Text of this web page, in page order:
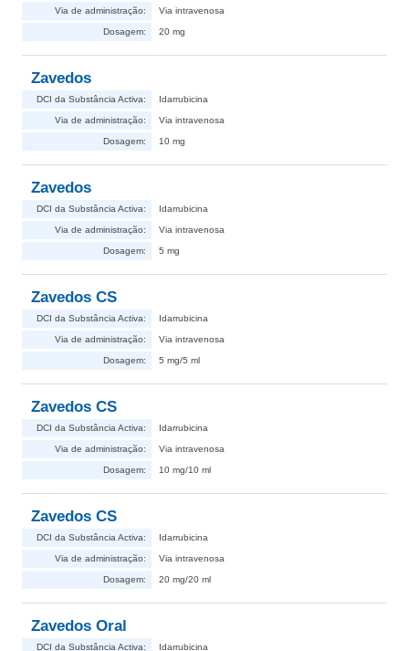
Via de administração: Via intravenosa
Dosagem: 20 mg
Zavedos
DCI da Substância Activa: Idarrubicina
Via de administração: Via intravenosa
Dosagem: 10 mg
Zavedos
DCI da Substância Activa: Idarrubicina
Via de administração: Via intravenosa
Dosagem: 5 mg
Zavedos CS
DCI da Substância Activa: Idarrubicina
Via de administração: Via intravenosa
Dosagem: 5 mg/5 ml
Zavedos CS
DCI da Substância Activa: Idarrubicina
Via de administração: Via intravenosa
Dosagem: 10 mg/10 ml
Zavedos CS
DCI da Substância Activa: Idarrubicina
Via de administração: Via intravenosa
Dosagem: 20 mg/20 ml
Zavedos Oral
DCI da Substância Activa: Idarrubicina